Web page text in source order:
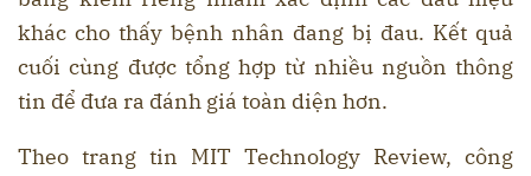
khác cho thấy bệnh nhân đang bị đau. Kết quả
cuối cùng được tổng hợp từ nhiều nguồn thông
tin để đưa ra đánh giá toàn diện hơn.
Theo trang tin MIT Technology Review, công